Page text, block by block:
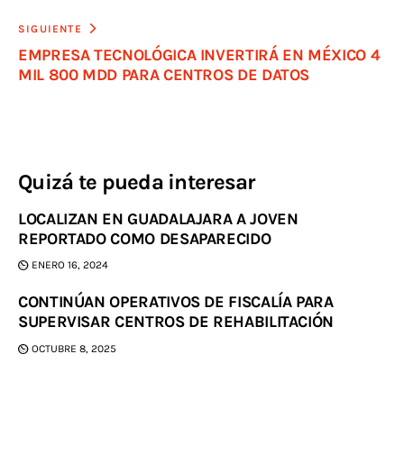
SIGUIENTE
EMPRESA TECNOLÓGICA INVERTIRÁ EN MÉXICO 4
MIL 800 MDD PARA CENTROS DE DATOS
Quizá te pueda interesar
LOCALIZAN EN GUADALAJARA A JOVEN
REPORTADO COMO DESAPARECIDO
ENERO 16, 2024
CONTINÚAN OPERATIVOS DE FISCALÍA PARA
SUPERVISAR CENTROS DE REHABILITACIÓN
OCTUBRE 8, 2025